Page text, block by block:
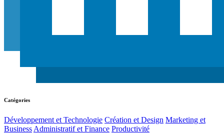
Catégories
Développement et Technologie Création et Design Marketing et
BusinessAdministratif et Finance Productivité